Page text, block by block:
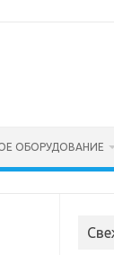
ОБОРУДОВАНИЕ